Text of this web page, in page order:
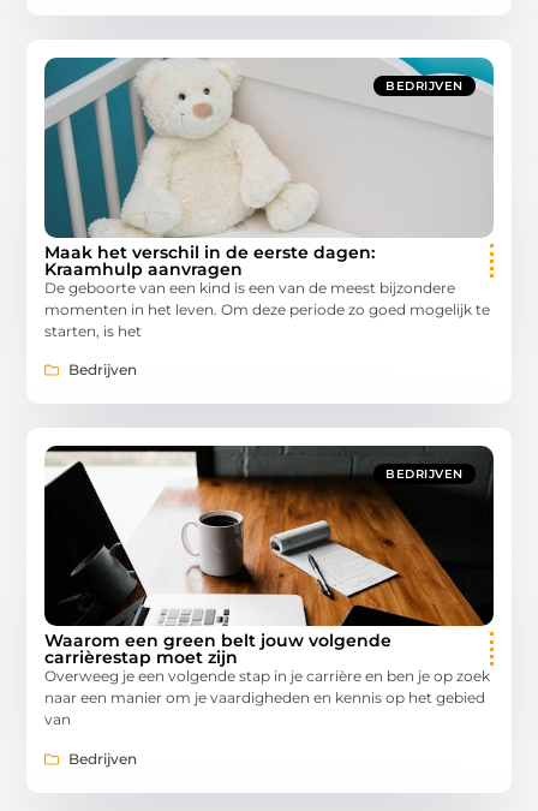
BEDRIJVEN
Maak het verschil in de eerste dagen:
Kraamhulp aanvragen
De geboorte van een kind is een van de meest bijzondere
momenten in het leven. Om deze periode zo goed mogelijk te
starten, is het
Bedrijven
BEDRIJVEN
Waarom een green belt jouw volgende
carrièrestap moet zijn
Overweeg je een volgende stap in je carrière en ben je op zoek
naar een manier om je vaardigheden en kennis op het gebied
van
Bedrijven